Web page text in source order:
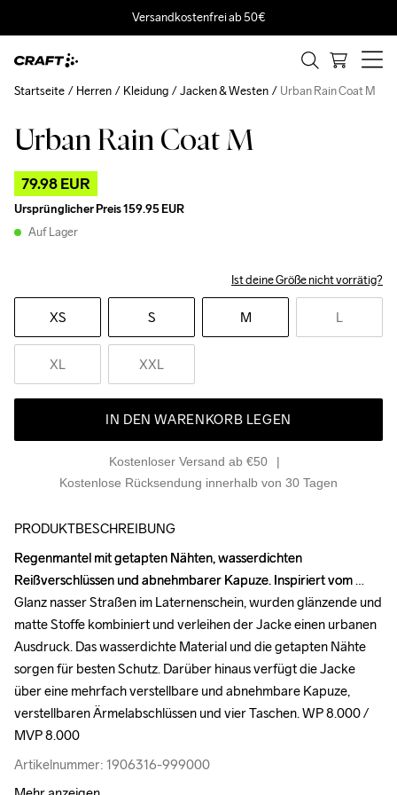
Versandkostenfrei ab 50€
Urban Rain Coat M
79.98 EUR
Ursprünglicher Preis159.95 EUR
Auf Lager
Ist deine Größe nicht vorrätig?
XS S M L
XL XXL
IN DEN WARENKORB LEGEN
Kostenloser Versand ab €50
Kostenlose Rücksendung innerhalb von 30 Tagen
Startseite Herren Kleidung Jacken & Westen Urban Rain Coat M
Outlet Recycled
PRODUKTBESCHREIBUNG
Regenmantel mit getapten Nähten, wasserdichten
Reißverschlüssen und abnehmbarer Kapuze. Inspiriert vom
Glanz nasser Straßen im Laternenschein, wurden glänzende und
matte Stoffe kombiniert und verleihen der Jacke einen urbanen
Ausdruck. Das wasserdichte Material und die getapten Nähte
sorgen für besten Schutz. Darüber hinaus verfügt die Jacke
über eine mehrfach verstellbare und abnehmbare Kapuze,
verstellbaren Ärmelabschlüssen und vier Taschen. WP 8.000 /
MVP 8.000
Artikelnummer: 1906316-999000
Regenmantel mit getapten Nähten, wasserdichten
Reißverschlüssen und abnehmbarer Kapuze. Inspiriert vom
Glanz nasser Straßen im Laternenschein, wurden glänzende und
matte Stoffe kombiniert und verleihen der Jacke einen urbanen
Ausdruck. Das wasserdichte Material und die getapten Nähte
sorgen für besten Schutz. Darüber hinaus verfügt die Jacke
über eine mehrfach verstellbare und abnehmbare Kapuze,
verstellbaren Ärmelabschlüssen und vier Taschen. WP 8.000 /
MVP 8.000
Artikelnummer: 1906316-999000